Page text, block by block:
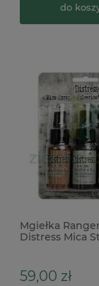
do
Mgiełka
Distress Mica
59,00 zł